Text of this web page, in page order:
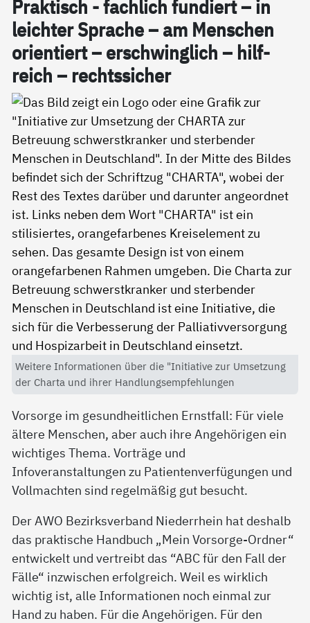
Prak­tisch - fach­lich fun­diert – in
leich­ter Spra­che – am Men­schen
ori­en­tiert – er­schwing­lich – hil­f­
reich – rechts­si­cher
Weitere Informationen über die "Initiative zur Umsetzung
der Charta und ihrer Handlungsempfehlungen
Vorsorge im gesundheitlichen Ernstfall: Für viele
ältere Menschen, aber auch ihre Angehörigen ein
wichtiges Thema. Vorträge und
Infoveranstaltungen zu Patientenverfügungen und
Vollmachten sind regelmäßig gut besucht.
Der AWO Bezirksverband Niederrhein hat deshalb
das praktische Handbuch „Mein Vorsorge-Ordner“
entwickelt und vertreibt das “ABC für den Fall der
Fälle“ inzwischen erfolgreich. Weil es wirklich
wichtig ist, alle Informationen noch einmal zur
Hand zu haben. Für die Angehörigen. Für den